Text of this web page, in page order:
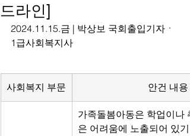
드라인]
2024.11.15.금 | 박상보 국회출입기자ㆍ
1급사회복지사
사회복지 부문 안건 내용
가족돌봄아동은 학업이나
은 어려움에 노출되어 있기